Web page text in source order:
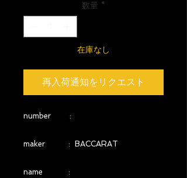
数量 *
在庫なし
再入荷通知をリクエスト
number :
maker : BACCARAT
name :